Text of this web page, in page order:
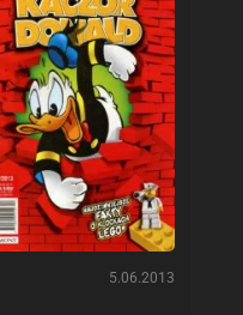
5.06.2013